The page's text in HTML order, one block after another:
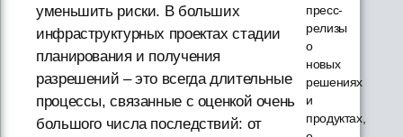
уменьшить риски. В больших
инфраструктурных проектах стадии
планирования и получения
разрешений – это всегда длительные
процессы, связанные с оценкой очень
большого числа последствий: от
пресс-
релизы
о
новых
решениях
и
продуктах,